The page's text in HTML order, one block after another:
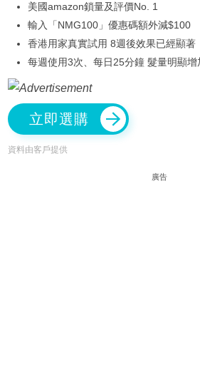
美國amazon鎖量及評價No. 1
輸入「NMG100」優惠碼額外減$100
香港用家真實試用 8週後效果已經顯著
每週使用3次、每日25分鐘 髮量明顯增
立即選購
資料由客戶提供
廣告